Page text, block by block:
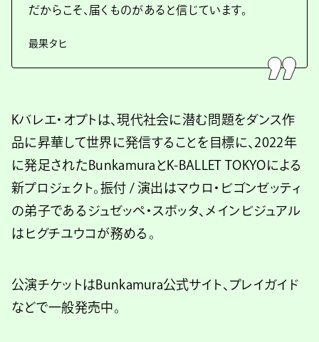
だからこそ、届くものがあると信じています。
最果タヒ
Kバレエ・オプトは、現代社会に潜む問題をダンス作
品に昇華して世界に発信することを目標に、2022年
に発足されたBunkamuraとK-BALLET TOKYOによる
新プロジェクト。振付 / 演出はマウロ・ビゴンゼッティ
の弟子であるジュゼッペ・スポッタ、メインビジュアル
はヒグチユウコが務める。
公演チケットはBunkamura公式サイト、プレイガイド
などで一般発売中。